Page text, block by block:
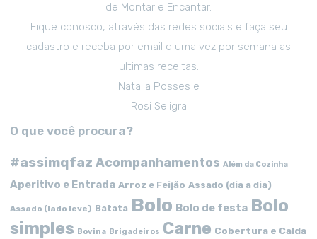
de Montar e Encantar.
Fique conosco, através das redes sociais e faça seu
cadastro e receba por email e uma vez por semana as
ultimas receitas.
Natalia Posses e
Rosi Seligra
O que você procura?
#assimqfaz Acompanhamentos Além da Cozinha
Aperitivo e Entrada Arroz e Feijão Assado (dia a dia)
Assado (lado leve) Batata Bolo Bolo de festa Bolo
simples Bovina Brigadeiros Carne Cobertura e Calda